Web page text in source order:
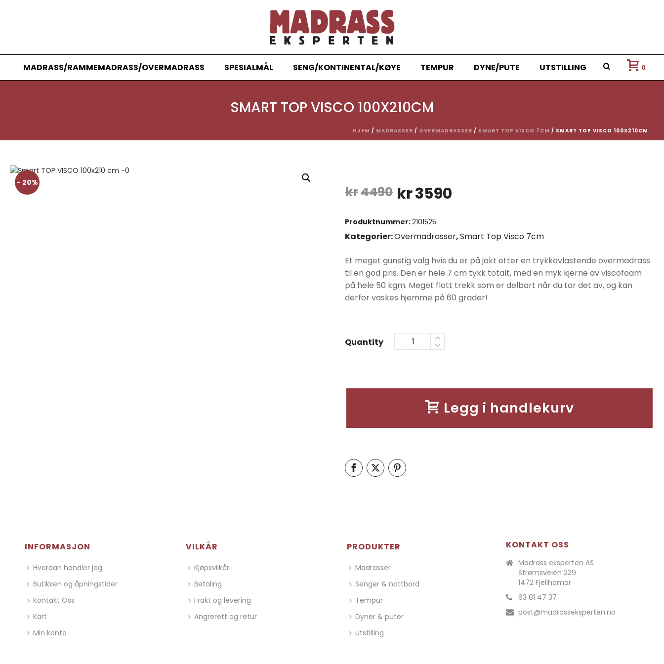
MADRASS/RAMMEMADRASS/OVERMADRASS SPESIALMÅL SENG/KONTINENTAL/KØYE TEMPUR DYNE/PUTE UTSTILLING 0
SMART TOP VISCO 100X210CM
HJEM / MADRASSER / OVERMADRASSER / SMART TOP VISCO 7CM / SMART TOP VISCO 100X210CM
- 20%
kr4490 Opprinnelig
pris
var:
kr4490.
kr3590
er:
kr3590.
Produktnummer:2101525
Kategorier:Overmadrasser,Smart Top Visco 7cm
Et meget gunstig valg hvis du er på jakt etter en trykkavlastende overmadrass
til en god pris. Den er hele 7 cm tykk totalt, med en myk kjerne av viscofoam
på hele 50 kgm. Meget flott trekk som er delbart når du tar det av, og kan
derfor vaskes hjemme på 60 grader!
Quantity
Legg i handlekurv
INFORMASJON
Hvordan handler jeg
Butikken og åpningstider
Kontakt Oss
Kart
Min konto
VILKÅR
Kjøpsvilkår
Betaling
Frakt og levering
Angrerett og retur
PRODUKTER
Madrasser
Senger & nattbord
Tempur
Dyner & puter
Utstilling
KONTAKT OSS
Madrass eksperten AS
Strømsveien 229
1472 Fjellhamar
63 81 47 37
post@madrasseksperten.no